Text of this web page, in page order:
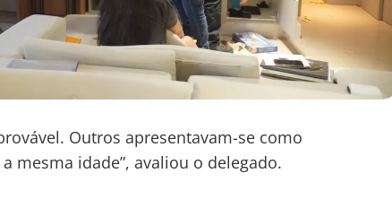
Outros apresentavam-se como
mesma idade”, avaliou o delegado.